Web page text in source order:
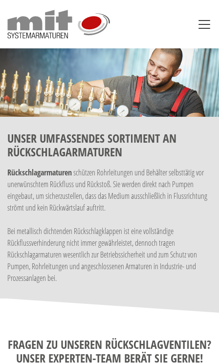
UNSER UMFASSENDES SORTIMENT AN
RÜCKSCHLAGARMATUREN
Rückschlagarmaturenschützen Rohrleitungen und Behälter selbsttätig vor
unerwünschtem Rückfluss und Rückstoß. Sie werden direkt nach Pumpen
eingebaut, um sicherzustellen, dass das Medium ausschließlich in Flussrichtung
strömt und kein Rückwärtslauf auftritt.
Bei metallisch dichtenden Rückschlagklappen ist eine vollständige
Rückflussverhinderung nicht immer gewährleistet, dennoch tragen
Rückschlagarmaturen wesentlich zur Betriebssicherheit und zum Schutz von
Pumpen, Rohrleitungen und angeschlossenen Armaturen in Industrie- und
Prozessanlagen bei.
FRAGEN ZU UNSEREN RÜCKSCHLAGVENTILEN?
UNSER EXPERTEN-TEAM BERÄT SIE GERNE!